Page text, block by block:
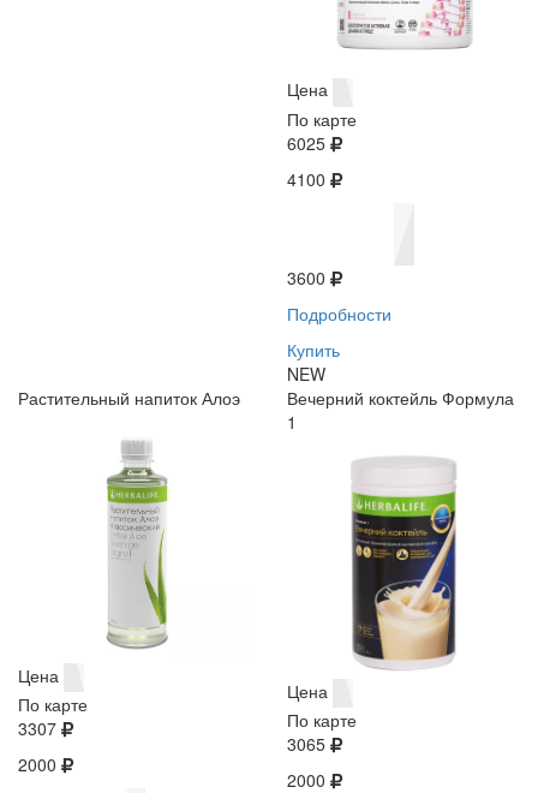
Цена
По карте
6025
4100
3600
Подробности
Купить
NEW
Растительный напиток Алоэ
Цена
По карте
3307
2000
Вечерний коктейль Формула
1
Цена
По карте
3065
2000